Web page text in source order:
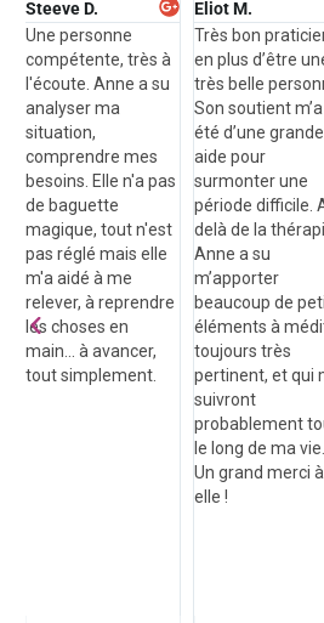
Steeve D.
Une personne
compétente, très à
l'écoute. Anne a su
analyser ma
situation,
comprendre mes
besoins. Elle n'a pas
de baguette
magique, tout n'est
pas réglé mais elle
m'a aidé à me
relever, à reprendre
les choses en
main... à avancer,
tout simplement.
Eliot M.
Très bon
en plus d’être
très belle
Son soutient m’a
été d’une grande
aide pour
surmonter une
période difficile.
delà de la
Anne a su
m’apporter
beaucoup de
éléments à
toujours très
pertinent, et qui
suivront
probablement
le long de ma vie.
Un grand merci à
elle !